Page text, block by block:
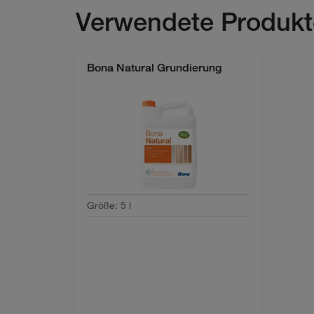
Verwendete
Bona Natural Grundierung
Größe: 5 l